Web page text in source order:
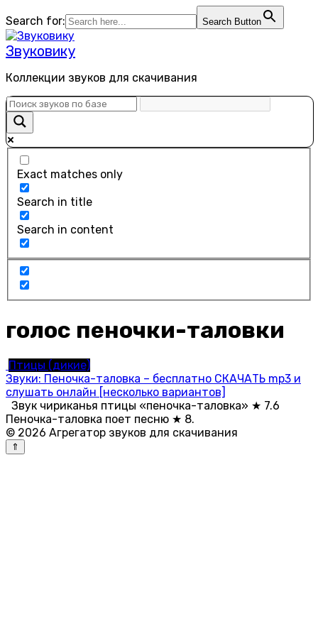
к
содержанию
Search for: Search Button
Звуковику
Коллекции звуков для скачивания
Exact matches only
Search in title
Search in content
голос пеночки-таловки
Птицы (дикие)
Звуки: Пеночка-таловка – бесплатно СКАЧАТЬ mp3 и
слушать онлайн [несколько вариантов]
Звук чириканья птицы «пеночка-таловка» ★ 7.6
Пеночка-таловка поет песню ★ 8.
© 2026 Агрегатор звуков для скачивания